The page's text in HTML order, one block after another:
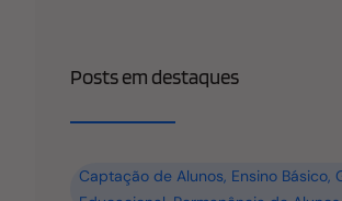
Posts em destaques
Captação de Alunos, Ensino Básico,